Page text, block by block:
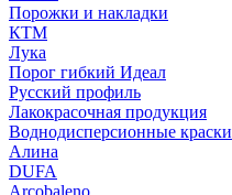
Порожки и накладки
КТМ
Лука
Порог гибкий Идеал
Русский профиль
Лакокрасочная продукция
Воднодисперсионные краски
Алина
DUFA
Arcobaleno